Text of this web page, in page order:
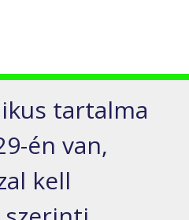
tartalma
én van,
kell